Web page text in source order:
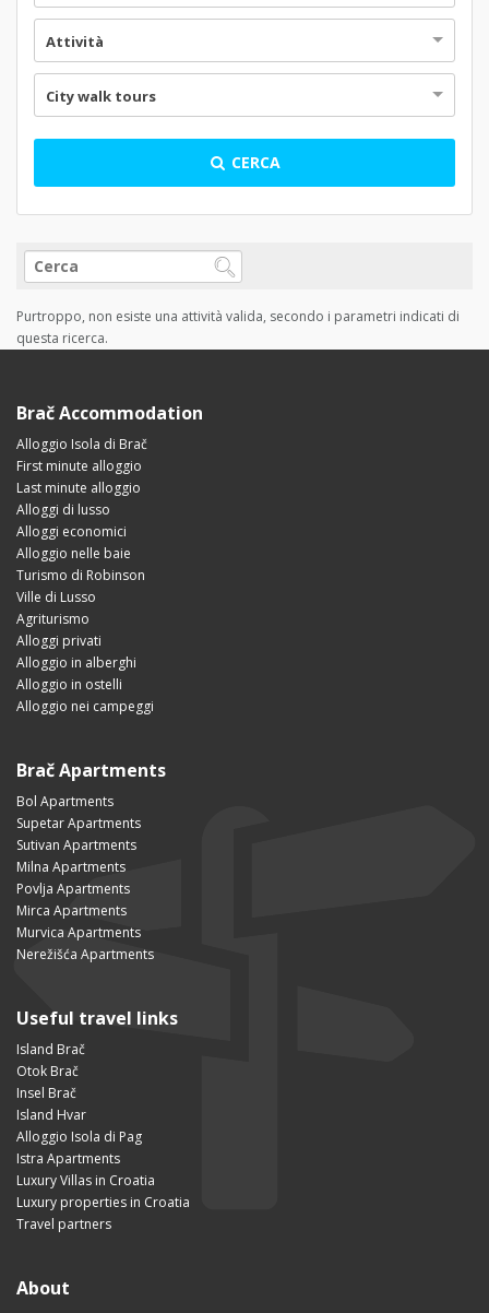
Attività
City walk tours
CERCA
Purtroppo, non esiste una attività valida, secondo i parametri indicati di
questa ricerca.
Brač Accommodation
Alloggio Isola di Brač
First minute alloggio
Last minute alloggio
Alloggi di lusso
Alloggi economici
Alloggio nelle baie
Turismo di Robinson
Ville di Lusso
Agriturismo
Alloggi privati
Alloggio in alberghi
Alloggio in ostelli
Alloggio nei campeggi
Brač Apartments
Bol Apartments
Supetar Apartments
Sutivan Apartments
Milna Apartments
Povlja Apartments
Mirca Apartments
Murvica Apartments
Nerežišća Apartments
Useful travel links
Island Brač
Otok Brač
Insel Brač
Island Hvar
Alloggio Isola di Pag
Istra Apartments
Luxury Villas in Croatia
Luxury properties in Croatia
Travel partners
About